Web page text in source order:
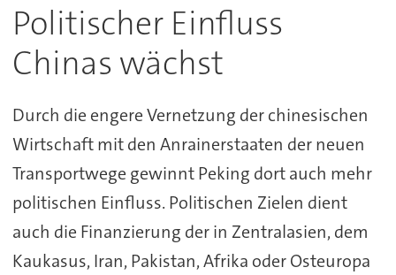
Politischer Einfluss
Chinas wächst
Durch die engere Vernetzung der chinesischen
Wirtschaft mit den Anrainerstaaten der neuen
Transportwege gewinnt Peking dort auch mehr
politischen Einfluss. Politischen Zielen dient
auch die Finanzierung der in Zentralasien, dem
Kaukasus, Iran, Pakistan, Afrika oder Osteuropa